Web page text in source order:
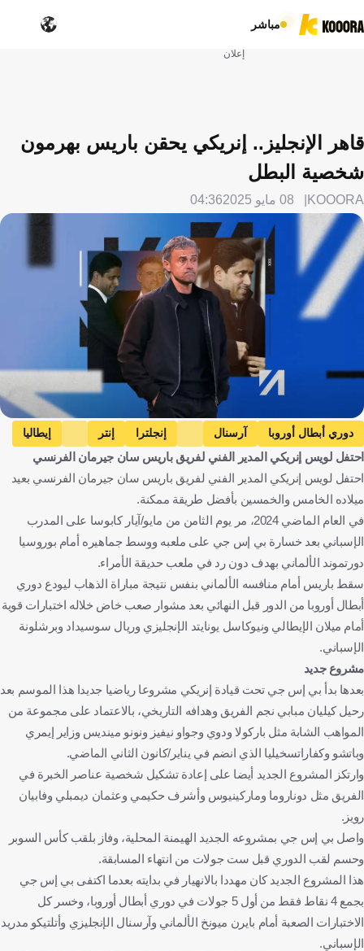
مباشر
إعلان
قاهر الإنجليز.. إنريكي يحقن باريس بهرمون
شخصية البطل
KOOORA 08 مايو 2025 04:36
دوري أبطال أوروبا آرسنال إنجلترا إنتر
إيطاليا
باريس سان جيرمان
فرنسا لويس إنريكي
إسبانيا
كرة قدم
احتفل لويس إنريكي المدير الفني لفريق باريس سان جيرمان الفرنسي
احتفل لويس إنريكي المدير الفني لفريق باريس سان جيرمان الفرنسي بعيد
ميلاده الخامس والخمسين بأفضل طريقة ممكنة.
في العام الماضي 2024، مر يوم الثامن من مايو/آيار كابوسا على المدرب
الإسباني بعد خسارة بي إس جي على ملعبه ووسط جماهيره أمام بوروسيا
دورتموند الألماني بهدف دون رد في ملعب حديقة الأمراء.
سقط باريس أمام منافسه الألماني بنفس نتيجة مباراة الذهاب ليودع دوري
أبطال أوروبا من الدور قبل النهائي بعد مشوار صعب خاض خلاله اختبارات قوية
أمام ميلان الإيطالي ونيوكاسل يونايتد الإنجليزي وريال سوسيداد وبرشلونة
الإسباني.
مشروع جديد
بعدها بدأ بي إس جي تحت قيادة إنريكي مشروعا رياضيا جديدا هذا الموسم بعد
رحيل كيليان مبابي نجم الفريق وهدافه التاريخي، بالاعتماد على مجموعة من
المواهب الشابة مثل باركولا ودوي وجواو نيفيز ونونو مينديس وزاير إيمري
وباتشو وكفاراتسخيليا الذي انضم في يناير/كانون الثاني الماضي.
وارتكز المشروع الجديد أيضا على إعادة تشكيل شخصية عناصر الخبرة في
الفريق مثل دوناروما وماركينيوس وأشرف حكيمي وعثمان ديمبلي وفابيان
رويز.
واصل بي إس جي بمشروعه الجديد الهيمنة المحلية، وفاز بلقب كأس السوبر
وحسم لقب الدوري قبل ست جولات من انتهاء المسابقة.
هذا المشروع الجديد كان مهددا بالانهيار في بدايته بعدما اكتفى بي إس جي
بجمع 4 نقاط فقط من أول 5 جولات في دوري أبطال أوروبا، وخسر كل
الاختبارات الصعبة أمام بايرن ميونخ الألماني وآرسنال الإنجليزي وأتلتيكو مدريد
الإسباني.